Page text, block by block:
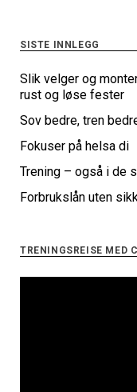
SISTE INNLEGG
Slik velger og
rust og løse fester
Sov bedre, tren
Fokuser på helsa di
Trening – også i de
Forbrukslån uten
TRENINGSREISE MED